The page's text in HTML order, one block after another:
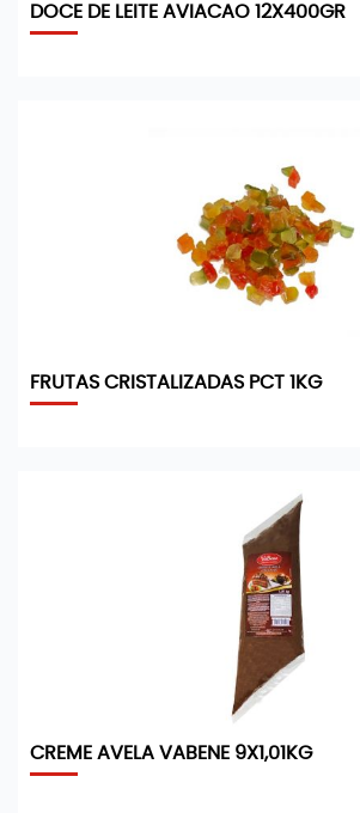
DOCE DE LEITE AVIACAO 12X400GR
FRUTAS CRISTALIZADAS PCT 1KG
CREME AVELA VABENE 9X1,01KG